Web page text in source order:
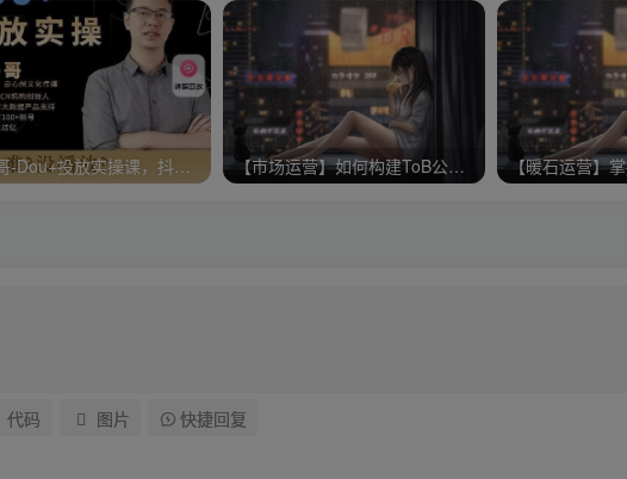
小马哥-Dou+投放实操课，抖加投放，随心推，付费起号逻辑，打破低播放转化 【市场运营】如何构建ToB公司的运作体系
代码 图片 快捷回复